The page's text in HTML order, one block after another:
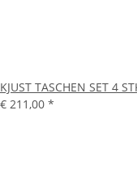
KJUST TASCHEN SET 4
€ 211,00 *